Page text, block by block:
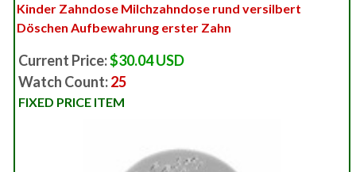
Kinder Zahndose Milchzahndose rund versilbert
Döschen Aufbewahrung erster Zahn
Current Price:$30.04 USD
Watch Count:25
FIXED PRICE ITEM